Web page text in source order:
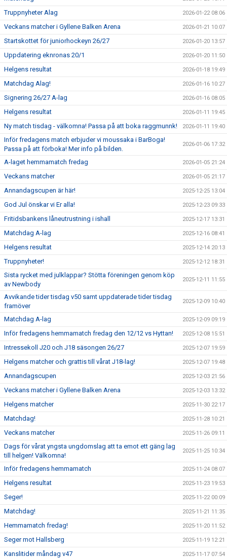
Truppnyheter Alag 2026-01-22 08:06
Veckans matcher i Gyllene Balken Arena 2026-01-21 10:07
Startskottet för juniorhockeyn 26/27 2026-01-20 13:57
Uppdatering eknronas 20/1 2026-01-20 11:50
Helgens resultat 2026-01-18 19:49
Matchdag Alag! 2026-01-16 10:27
Signering 26/27 A-lag 2026-01-16 08:05
Helgens resultat 2026-01-11 19:45
Ny match tisdag - välkomna! Passa på att boka raggmunnk! 2026-01-11 19:40
Inför fredagens match erbjuder vi moussaka i BarBoga!
Passa på att förboka! Mer info på bilden.
2026-01-06 17:32
A-laget hemmamatch fredag 2026-01-05 21:24
Veckans matcher 2026-01-05 21:17
Annandagscupen är här! 2025-12-25 13:04
God Jul önskar vi Er alla! 2025-12-23 09:33
Fritidsbankens låneutrustning i ishall 2025-12-17 13:31
Matchdag A-lag 2025-12-16 08:41
Helgens resultat 2025-12-14 20:13
Truppnyheter! 2025-12-12 18:31
Sista rycket med julklappar? Stötta föreningen genom köp
av Newbody
2025-12-11 11:55
Avvikande tider tisdag v50 samt uppdaterade tider tisdag
framöver
2025-12-09 10:40
Matchdag A-lag 2025-12-09 09:19
Inför fredagens hemmamatch fredag den 12/12 vs Hyttan! 2025-12-08 15:51
Intressekoll J20 och J18 säsongen 26/27 2025-12-07 19:59
Helgens matcher och grattis till vårat J18-lag! 2025-12-07 19:48
Annandagscupen 2025-12-03 21:56
Veckans matcher i Gyllene Balken Arena 2025-12-03 13:32
Helgens matcher 2025-11-30 22:17
Matchdag! 2025-11-28 10:21
Veckans matcher 2025-11-26 09:11
Dags för vårat yngsta ungdomslag att ta emot ett gäng lag
till helgen! Välkomna!
2025-11-25 10:34
Inför fredagens hemmamatch 2025-11-24 08:07
Helgens resultat 2025-11-23 19:53
Seger! 2025-11-22 00:09
Matchdag! 2025-11-21 11:35
Hemmamatch fredag! 2025-11-20 11:52
Seger mot Hallsberg 2025-11-19 12:21
Kanslitider måndag v47 2025-11-17 07:54